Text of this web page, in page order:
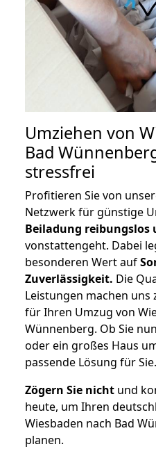
Umziehen von
Bad
stressfrei
Profitieren Sie von
Netzwerk für günstige
Beiladung reibungslos
vonstattengeht. Dabei
besonderen Wert auf
Zuverlässigkeit. Die
Leistungen machen
für Ihren Umzug von
Wünnenberg. Ob Sie
oder ein großes Haus
passende Lösung für Sie.
Zögern Sie nicht und
heute, um Ihren
Wiesbaden nach Bad
planen.